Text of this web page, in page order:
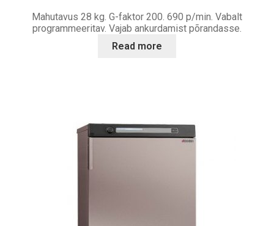
Mahutavus 28 kg. G-faktor 200. 690 p/min. Vabalt
programmeeritav. Vajab ankurdamist põrandasse.
Read more